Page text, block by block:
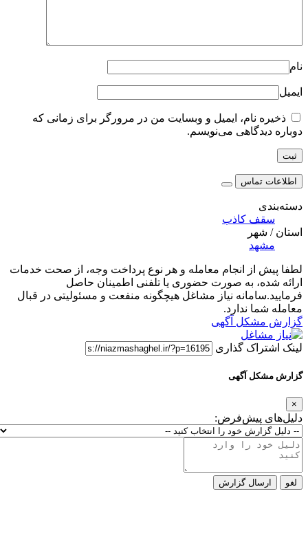
نام
ایمیل
ذخیره نام، ایمیل و وبسایت من در مرورگر برای زمانی که
دوباره دیدگاهی می‌نویسم.
اطلاعات تماس
دسته‌بندی
سقف کاذب
استان / شهر
مشهد
لطفا پیش از انجام معامله و هر نوع پرداخت وجه، از صحت خدمات
ارائه شده، به صورت حضوری یا تلفنی اطمینان حاصل
فرمایید.سامانه نیاز مشاغل هیچگونه منفعت و مسئولیتی در قبال
معامله شما ندارد.
گزارش مشکل آگهی
لینک اشتراک گذاری
گزارش مشکل آگهی
×
دلیل‌های پیش‌فرض:
لغو ارسال گزارش